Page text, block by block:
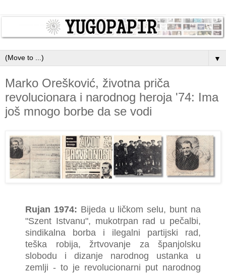
▼
Marko Orešković, životna priča
revolucionara i narodnog heroja '74: Ima
još mnogo borbe da se vodi
Rujan 1974: Bijeda u ličkom selu, bunt na
"Szent Istvanu", mukotrpan rad u pečalbi,
sindikalna borba i ilegalni partijski rad,
teška robija, žrtvovanje za španjolsku
slobodu i dizanje narodnog ustanka u
zemlji - to je revolucionarni put narodnog